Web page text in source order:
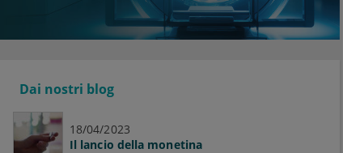
Dai nostri blog
18/04/2023
Il lancio della monetina